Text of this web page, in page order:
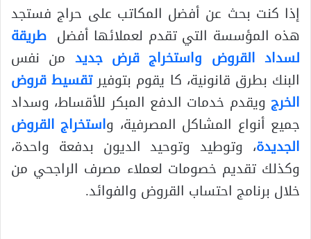
إذا كنت بحث عن أفضل المكاتب على حراج فستجد
هذه المؤسسة التي تقدم لعملائها أفضل طريقة
لسداد القروض واستخراج قرض جديد من نفس
البنك بطرق قانونية، كا يقوم بتوفيرتقسيط قروض
الخرج ويقدم خدمات الدفع المبكر للأقساط، وسداد
جميع أنواع المشاكل المصرفية، واستخراج القروض
الجديدة، وتوطيد وتوحيد الديون بدفعة واحدة،
وكذلك تقديم خصومات لعملاء مصرف الراجحي من
خلال برنامج احتساب القروض والفوائد.